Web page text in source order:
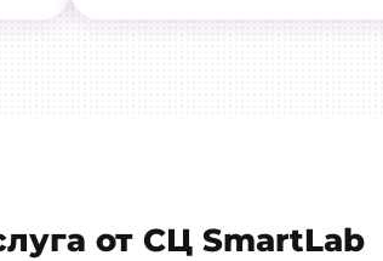
от СЦ SmartLab